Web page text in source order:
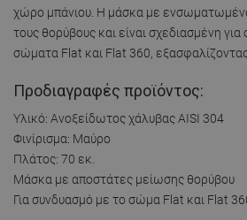
χώρο μπάνιου. Η μάσκα με
τους θορύβους και είναι σχεδιασμένη
σώματα Flat και Flat 360,
Προδιαγραφές προϊόντος:
Υλικό: Ανοξείδωτος χάλυβας AISI 304
Φινίρισμα: Μαύρο
Πλάτος: 70 εκ.
Μάσκα με αποστάτες μείωσης θορύβου
Για συνδυασμό με το σώμα Flat και Flat